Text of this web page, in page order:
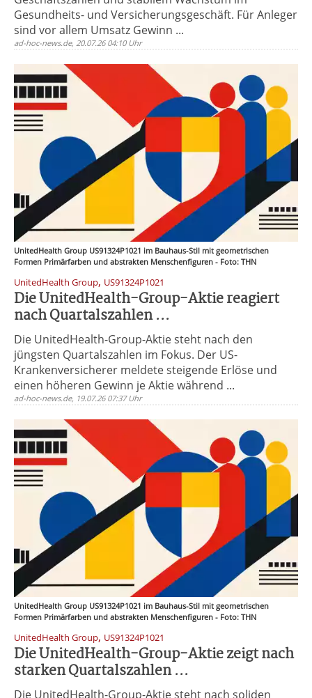
Gesundheits- und Versicherungsgeschäft. Für Anleger
sind vor allem Umsatz Gewinn ...
ad-hoc-news.de, 20.07.26 04:10 Uhr
UnitedHealth Group US91324P1021 im Bauhaus-Stil mit geometrischen
Formen Primärfarben und abstrakten Menschenfiguren - Foto: THN
UnitedHealth Group, US91324P1021
Die UnitedHealth-Group-Aktie reagiert
nach Quartalszahlen ...
Die UnitedHealth-Group-Aktie steht nach den
jüngsten Quartalszahlen im Fokus. Der US-
Krankenversicherer meldete steigende Erlöse und
einen höheren Gewinn je Aktie während ...
ad-hoc-news.de, 19.07.26 07:37 Uhr
UnitedHealth Group US91324P1021 im Bauhaus-Stil mit geometrischen
Formen Primärfarben und abstrakten Menschenfiguren - Foto: THN
UnitedHealth Group, US91324P1021
Die UnitedHealth-Group-Aktie zeigt nach
starken Quartalszahlen ...
Die UnitedHealth-Group-Aktie steht nach soliden